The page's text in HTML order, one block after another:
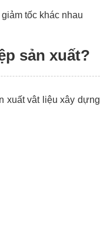
tốc khác nhau
sản xuất?
xuất vât liệu xây